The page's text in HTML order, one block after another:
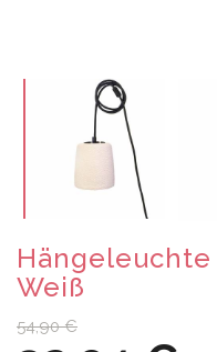
Weiß
54,90 €